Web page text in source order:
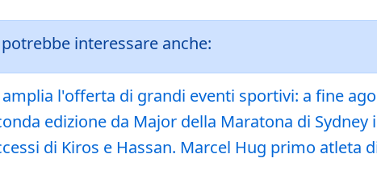
interessare anche:
l'offerta di grandi eventi sportivi: a fine
edizione da Major della Maratona di
di Kiros e Hassan. Marcel Hug primo atleta